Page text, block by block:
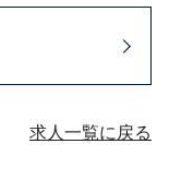
求人一覧に戻る